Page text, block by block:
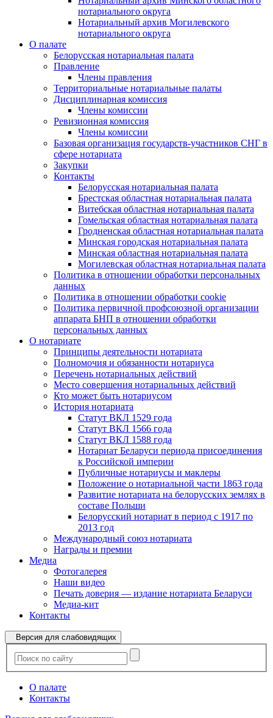
нотариального округа
Нотариальный архив Могилевского
нотариального округа
О палате
Белорусская нотариальная палата
Правление
Члены правления
Территориальные нотариальные палаты
Дисциплинарная комиссия
Члены комиссии
Ревизионная комиссия
Члены комиссии
Базовая организация государств-участников СНГ в
сфере нотариата
Закупки
Контакты
Белорусская нотариальная палата
Брестская областная нотариальная палата
Витебская областная нотариальная палата
Гомельская областная нотариальная палата
Гродненская областная нотариальная палата
Минская городская нотариальная палата
Минская областная нотариальная палата
Могилевская областная нотариальная палата
Политика в отношении обработки персональных
данных
Политика в отношении обработки cookie
Политика первичной профсоюзной организации
аппарата БНП в отношении обработки
персональных данных
О нотариате
Принципы деятельности нотариата
Полномочия и обязанности нотариуса
Перечень нотариальных действий
Место совершения нотариальных действий
Кто может быть нотариусом
История нотариата
Статут ВКЛ 1529 года
Статут ВКЛ 1566 года
Статут ВКЛ 1588 года
Нотариат Беларуси периода присоединения
к Российской империи
Публичные нотариусы и маклеры
Положение о нотариальной части 1863 года
Развитие нотариата на белорусских землях в
составе Польши
Белорусский нотариат в период с 1917 по
2013 год
Международный союз нотариата
Награды и премии
Медиа
Фотогалерея
Наши видео
Печать доверия — издание нотариата Беларуси
Медиа-кит
Контакты
Версия для слабовидящих
О палате
Контакты